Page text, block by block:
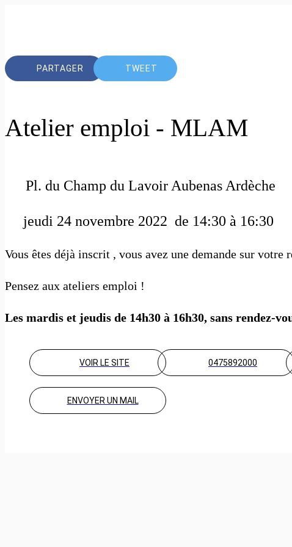
PARTAGER TWEET
Atelier emploi - MLAM
Pl. du Champ du Lavoir Aubenas Ardèche
jeudi 24 novembre 2022  de 14:30 à 16:30
Vous êtes déjà inscrit , vous avez une demande sur votre
Pensez aux ateliers emploi !
Les mardis et jeudis de 14h30 à 16h30, sans rendez-
VOIR LE SITE 0475892000
ENVOYER UN MAIL